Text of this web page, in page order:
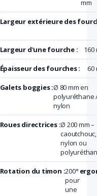
mm
Largeur extérieure des
Largeur d'une fourche : 160
Épaisseur des fourches : 60
Galets boggies :Ø 80 mm en
polyuréthane
nylon
Roues directrices :Ø 200 mm –
caoutchouc,
nylon ou
Rotation du timon :200°
pour
une